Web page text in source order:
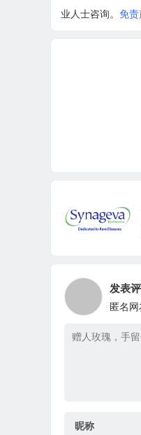
业人士咨询。 免责
发表
匿名网
昵称